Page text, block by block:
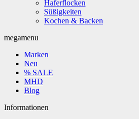
Haferflocken
Süßigkeiten
Kochen & Backen
megamenu
Marken
Neu
% SALE
MHD
Blog
Informationen